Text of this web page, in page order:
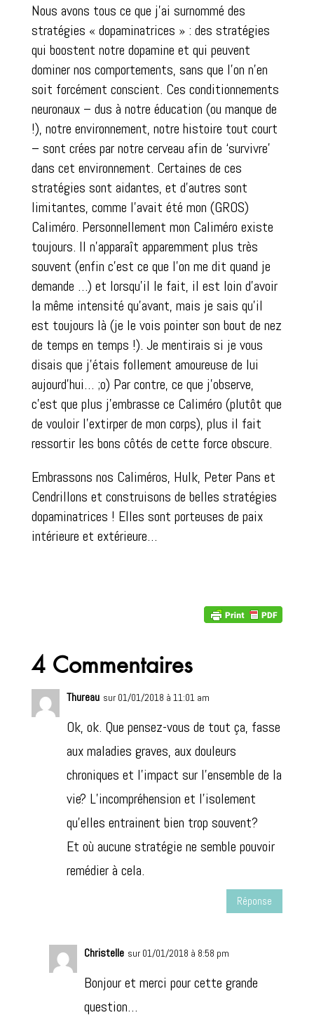
Nous avons tous ce que j’ai surnommé des
stratégies « dopaminatrices » : des stratégies
qui boostent notre dopamine et qui peuvent
dominer nos comportements, sans que l’on n’en
soit forcément conscient. Ces conditionnements
neuronaux – dus à notre éducation (ou manque de
!), notre environnement, notre histoire tout court
– sont crées par notre cerveau afin de ‘survivre’
dans cet environnement. Certaines de ces
stratégies sont aidantes, et d’autres sont
limitantes, comme l’avait été mon (GROS)
Caliméro. Personnellement mon Caliméro existe
toujours. Il n’apparaît apparemment plus très
souvent (enfin c’est ce que l’on me dit quand je
demande …) et lorsqu’il le fait, il est loin d’avoir
la même intensité qu’avant, mais je sais qu’il
est toujours là (je le vois pointer son bout de nez
de temps en temps !). Je mentirais si je vous
disais que j’étais follement amoureuse de lui
aujourd’hui… ;o) Par contre, ce que j’observe,
c’est que plus j’embrasse ce Caliméro (plutôt que
de vouloir l’extirper de mon corps), plus il fait
ressortir les bons côtés de cette force obscure.
Embrassons nos Caliméros, Hulk, Peter Pans et
Cendrillons et construisons de belles stratégies
dopaminatrices ! Elles sont porteuses de paix
intérieure et extérieure…
4 Commentaires
Thureau sur 01/01/2018 à 11:01 am
Ok, ok. Que pensez-vous de tout ça, fasse
aux maladies graves, aux douleurs
chroniques et l’impact sur l’ensemble de la
vie? L’incompréhension et l’isolement
qu’elles entrainent bien trop souvent?
Et où aucune stratégie ne semble pouvoir
remédier à cela.
Réponse
Christelle sur 01/01/2018 à 8:58 pm
Bonjour et merci pour cette grande
question…